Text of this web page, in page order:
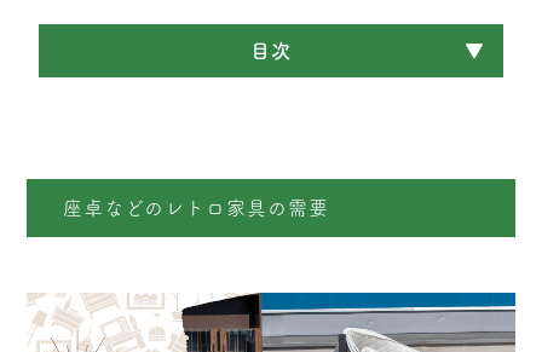
目次
家具の買取は出張買取がおすすめな理由
座卓などのレトロ家具の需要